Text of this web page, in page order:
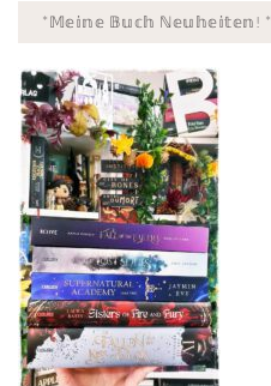
*𝕄𝕖𝕚𝕟𝕖 𝔹𝕦𝕔𝕙 ℕ𝕖𝕦𝕙𝕖𝕚𝕥𝕖𝕟! *